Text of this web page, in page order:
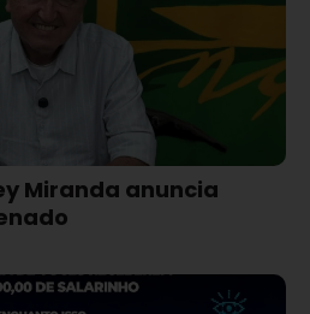
Miranda anuncia